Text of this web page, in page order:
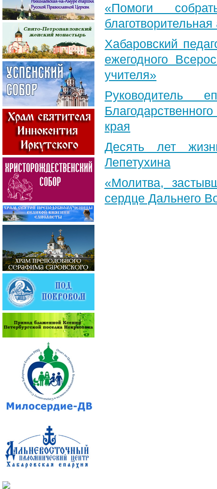
«Помоги
Хабаровский
ежегодного
учителя»
Руководитель
края
Десять лет
Лепетухина
«Молитва,
сердце Дальнего